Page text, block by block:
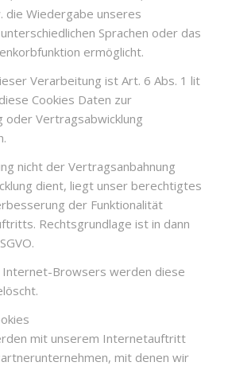
die Wiedergabe unseres
Sprachen oder das
ermöglicht.
Verarbeitung ist Art. 6 Abs. 1 lit
Cookies Daten zur
oder Vertragsabwicklung
nicht der Vertragsanbahnung
dient, liegt unser berechtigtes
der Funktionalität
Rechtsgrundlage ist in dann
Internet-Browsers werden diese
mit unserem Internetauftritt
mit denen wir